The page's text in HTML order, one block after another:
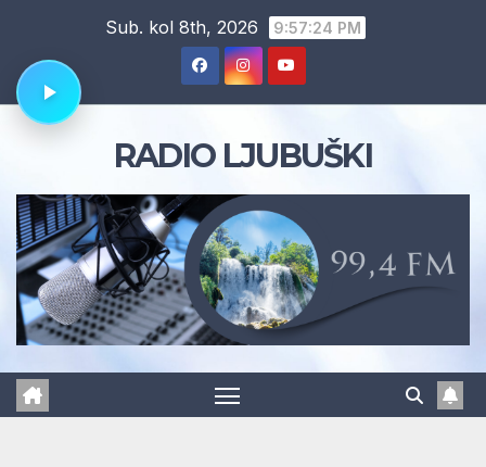
content
Sub. kol 8th, 2026 9:57:24 PM
RADIO LJUBUŠKI